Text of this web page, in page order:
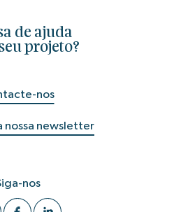
de ajuda
projeto?
nos
nossa newsletter
nos